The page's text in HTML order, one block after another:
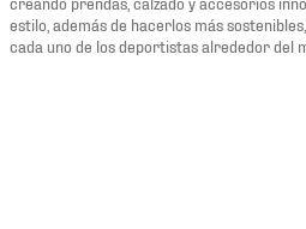
estilo, además de hacerlos más
cada uno de los deportistas alrededor del